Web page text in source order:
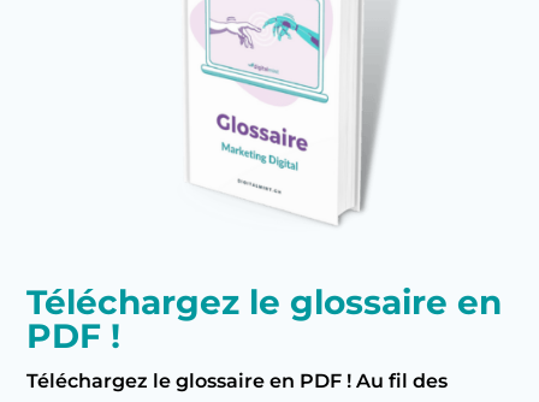
Téléchargez le glossaire en
PDF !
Téléchargez le glossaire en PDF ! Au fil des